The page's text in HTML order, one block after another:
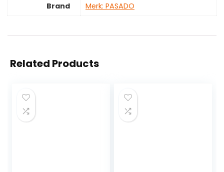
Brand Merk: PASADO
Related Products